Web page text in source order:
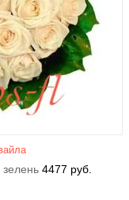
зелень 4477 руб.